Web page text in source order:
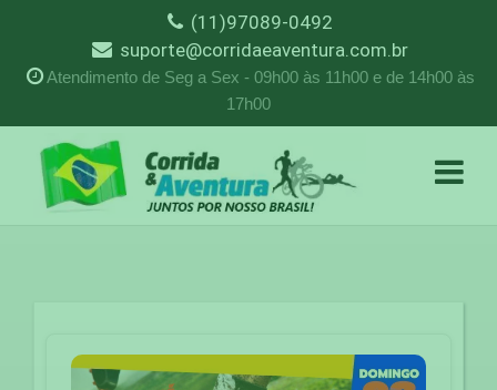
(11)97089-0492
suporte@corridaeaventura.com.br
Atendimento de Seg a Sex - 09h00 às 11h00 e de 14h00 às
17h00